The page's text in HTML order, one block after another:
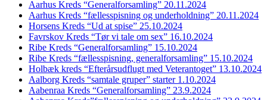
Aarhus Kreds “Generalforsamling” 20.11.2024
Aarhus Kreds “fællesspisning og underholdning” 20.11.2024
Horsens Kreds “Ud at spise” 25.10.2024
Favrskov Kreds “Tør vi tale om sex” 16.10.2024
Ribe Kreds “Generalforsamling” 15.10.2024
Ribe Kreds “fællesspisning, generalforsamling” 15.10.2024
Holbæk kreds “Efterårsudflugt med Veterantoget” 13.10.2024
Aalborg Kreds “samtale gruper” starter 1.10.2024
Aabenraa Kreds “Generalforsamling” 23.9.2024